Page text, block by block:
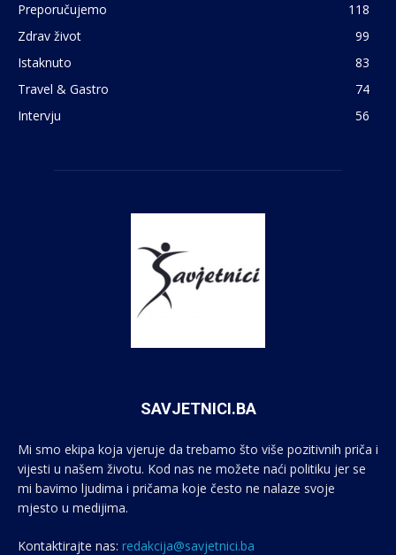
Preporučujemo
118
Zdrav život
99
Istaknuto
83
Travel & Gastro
74
Intervju
56
SAVJETNICI.BA
Mi smo ekipa koja vjeruje da trebamo što više pozitivnih priča i
vijesti u našem životu. Kod nas ne možete naći politiku jer se
mi bavimo ljudima i pričama koje često ne nalaze svoje
mjesto u medijima.
Kontaktirajte nas: redakcija@savjetnici.ba